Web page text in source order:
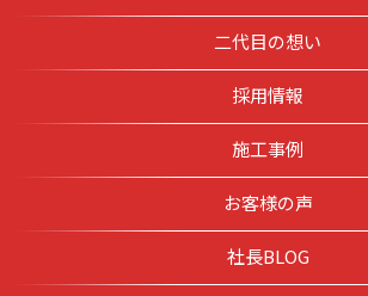
二代目の想い
採用情報
施工事例
お客様の声
社長BLOG